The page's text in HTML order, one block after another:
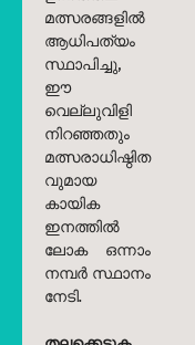
മത്സരങ്ങളിൽ
ആധിപത്യം
സ്ഥാപിച്ചു,
ഈ
വെല്ലുവിളി
നിറഞ്ഞതും
മത്സരാധിഷ്ഠിത
വുമായ
കായിക
ഇനത്തിൽ
ലോക ഒന്നാം
നമ്പർ സ്ഥാനം
നേടി.